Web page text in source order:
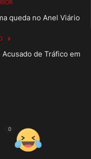
queda no Anel Viário
de Tráfico em
0